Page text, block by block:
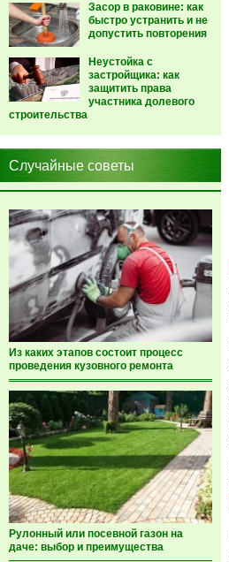
Засор в раковине: как
быстро устранить и не
допустить повторения
Неустойка с
застройщика: как
защитить права
участника долевого
строительства
Случайные советы
Из каких этапов состоит процесс
проведения кузовного ремонта
Рулонный или посевной газон на
даче: выбор и преимущества